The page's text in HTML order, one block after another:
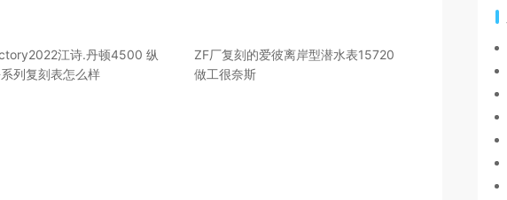
江诗.丹顿4500 纵
列复刻表怎么样
ZF厂复刻的爱彼离岸型潜水表15720
做工很奈斯